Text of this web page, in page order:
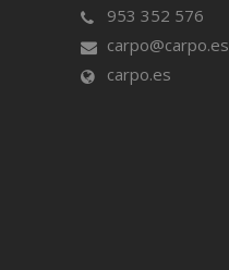
953 352 576
carpo@carpo.es
carpo.es